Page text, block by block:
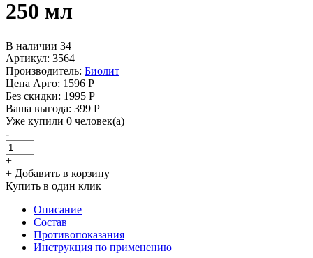
250 мл
В наличии 34
Артикул: 3564
Производитель: Биолит
Цена Арго: 1596 Р
Без скидки: 1995 Р
Ваша выгода: 399 Р
Уже купили 0 человек(а)
-
+
+ Добавить в корзину
Купить в один клик
Описание
Состав
Противопоказания
Инструкция по применению